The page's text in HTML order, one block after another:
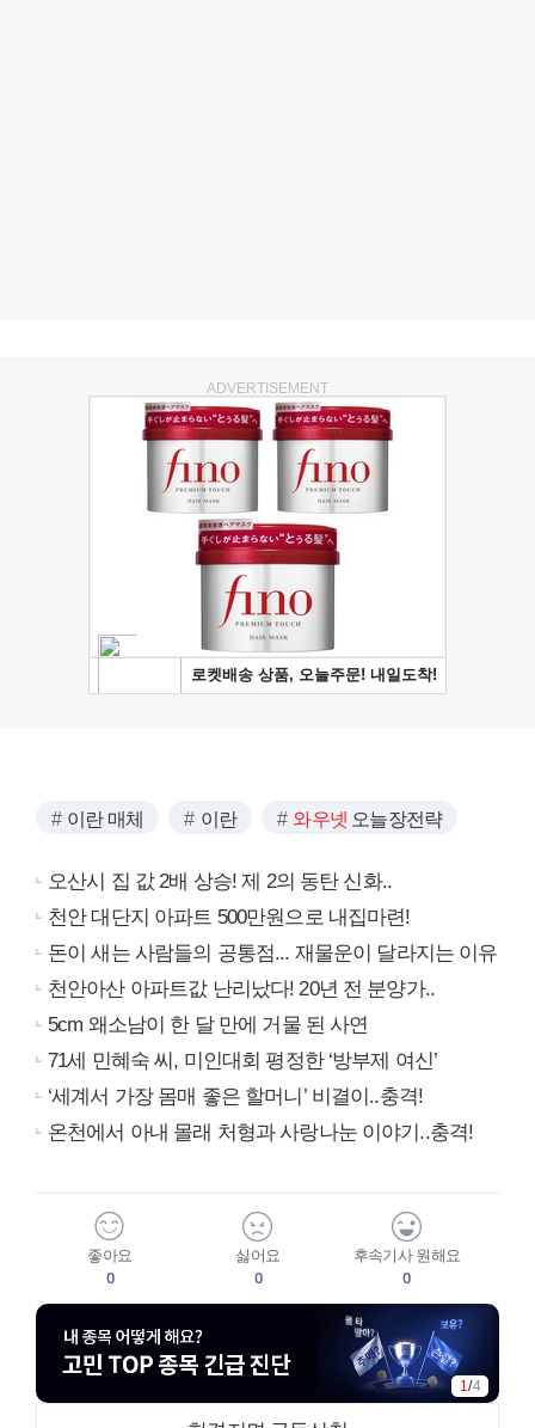
ADVERTISEMENT
이란 매체 이란 와우넷 오늘장전략
오산시 집 값 2배 상승! 제 2의 동탄 신화..
천안 대단지 아파트 500만원으로 내집마련!
돈이 새는 사람들의 공통점... 재물운이 달라지는 이유
천안아산 아파트값 난리났다! 20년 전 분양가..
5cm 왜소남이 한 달 만에 거물 된 사연
71세 민혜숙 씨, 미인대회 평정한 ‘방부제 여신’
‘세계서 가장 몸매 좋은 할머니’ 비결이..충격!
온천에서 아내 몰래 처형과 사랑나눈 이야기..충격!
좋아요
0
싫어요
0
후속기사 원해요
0
1/4